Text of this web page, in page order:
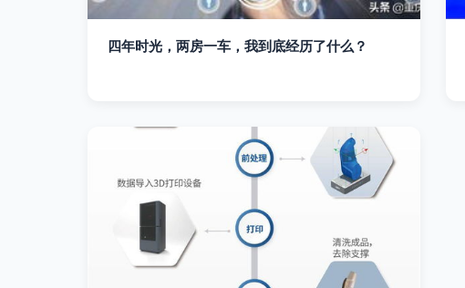
四年时光，两房一车，我到底经历了什么？